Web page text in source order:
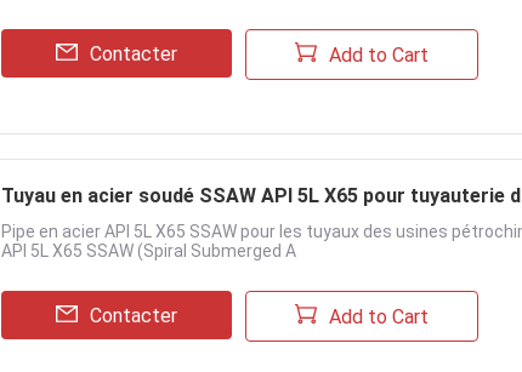
Contacter Add to Cart
Tuyau en acier soudé SSAW API 5L X65 pour tuyauterie
Pipe en acier API 5L X65 SSAW pour les tuyaux des usines
API 5L X65 SSAW (Spiral Submerged A
Contacter Add to Cart